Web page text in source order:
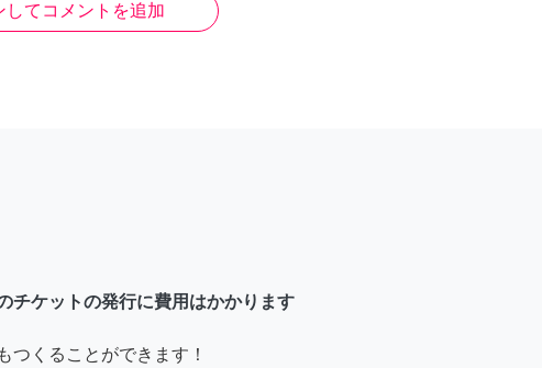
してコメントを追加
チケットの発行に費用はかかります
つくることができます！